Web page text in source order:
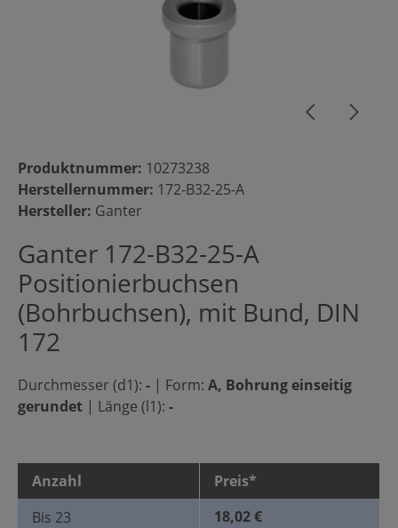
Produktnummer: 10273238
Herstellernummer: 172-B32-25-A
Hersteller: Ganter
Ganter 172-B32-25-A
Positionierbuchsen
(Bohrbuchsen), mit Bund, DIN
172
Durchmesser (d1): - | Form: A, Bohrung einseitig
gerundet | Länge (l1): -
Anzahl
Preis*
Bis 23
18,02 €